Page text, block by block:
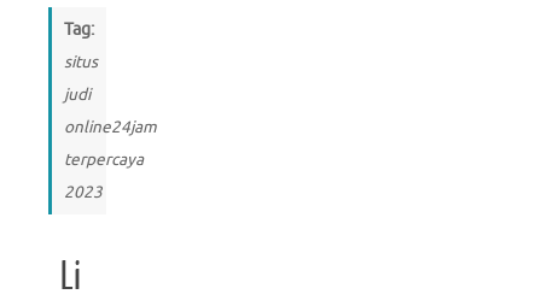
Tag:
situs
judi
online24jam
terpercaya
2023
Li